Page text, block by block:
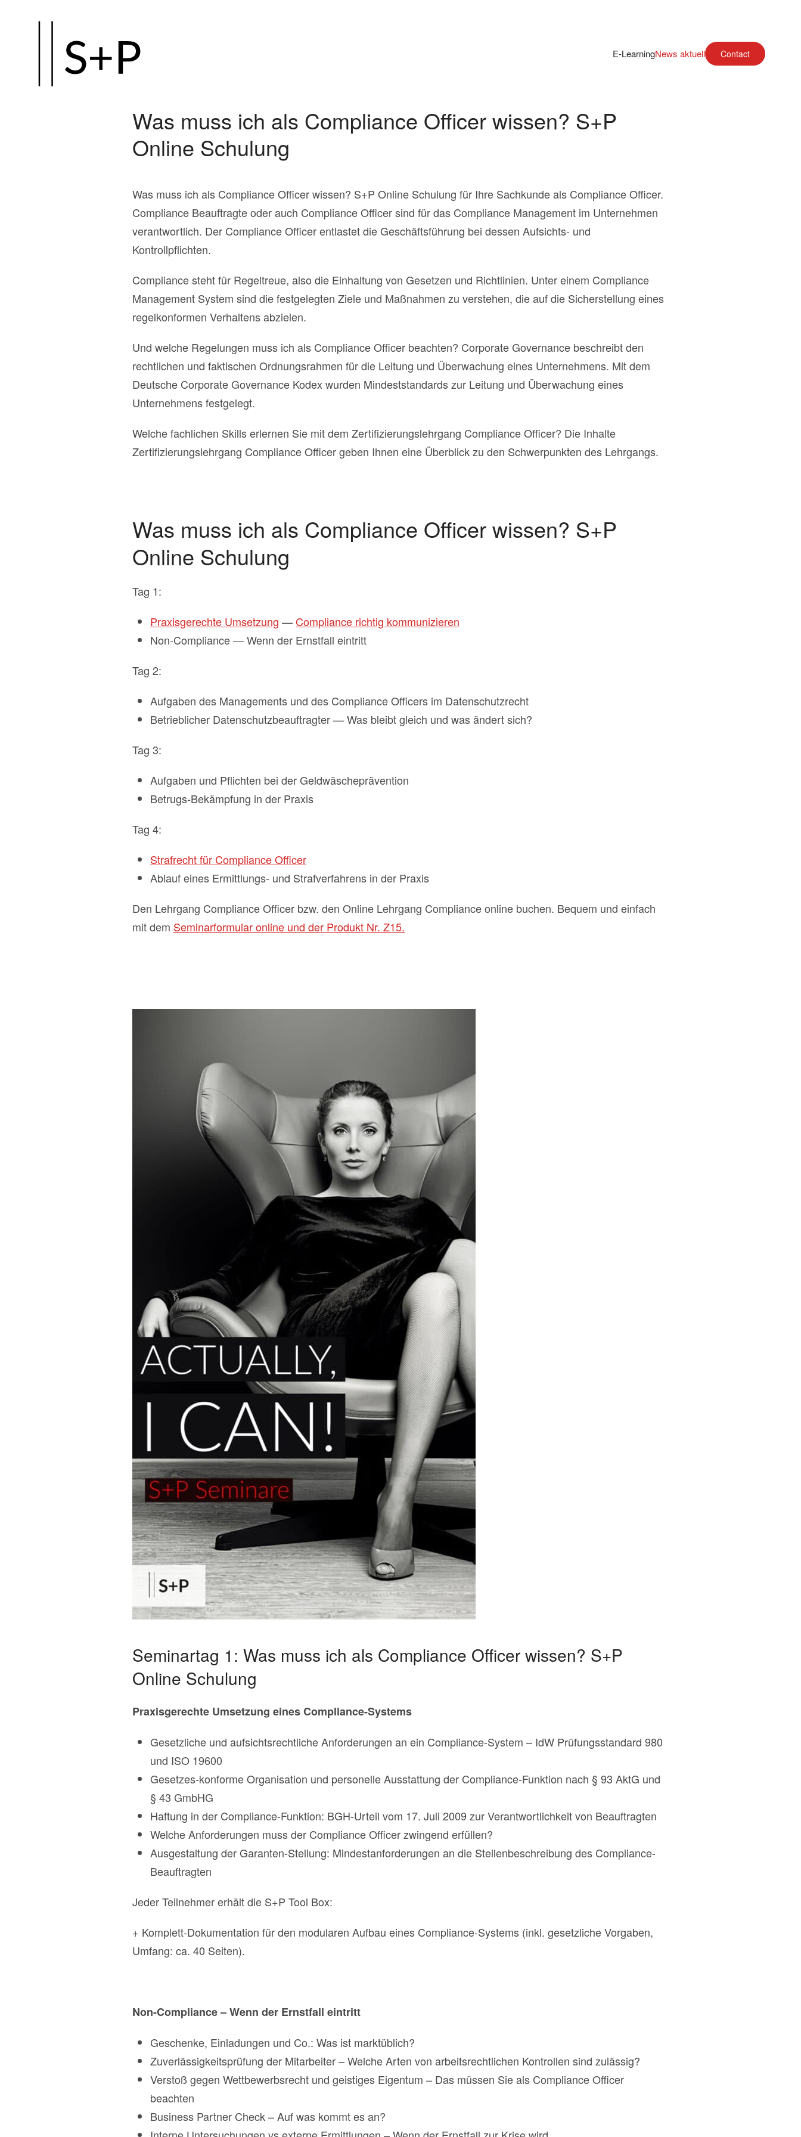
Hauptinhalt
E-LearningNews aktuell Contact
Was muss ich als Compliance Officer wissen? S+P
Online Schulung
Was muss ich als Compliance Officer wissen? S+P Online Schulung für Ihre Sachkunde als Compliance Officer.
Compliance Beauftragte oder auch Compliance Officer sind für das Compliance Management im Unternehmen
verantwortlich. Der Compliance Officer entlastet die Geschäftsführung bei dessen Aufsichts- und
Kontrollpflichten.
Compliance steht für Regeltreue, also die Einhaltung von Gesetzen und Richtlinien. Unter einem Compliance
Management System sind die festgelegten Ziele und Maßnahmen zu verstehen, die auf die Sicherstellung eines
regelkonformen Verhaltens abzielen.
Und welche Regelungen muss ich als Compliance Officer beachten? Corporate Governance beschreibt den
rechtlichen und faktischen Ordnungsrahmen für die Leitung und Überwachung eines Unternehmens. Mit dem
Deutsche Corporate Governance Kodex wurden Mindeststandards zur Leitung und Überwachung eines
Unternehmens festgelegt.
Welche fachlichen Skills erlernen Sie mit dem Zertifizierungslehrgang Compliance Officer? Die Inhalte
Zertifizierungslehrgang Compliance Officer geben Ihnen eine Überblick zu den Schwerpunkten des Lehrgangs.
Was muss ich als Compliance Officer wissen? S+P
Online Schulung
Tag 1:
Praxisgerechte Umsetzung — Compliance richtig kommunizieren
Non-Compliance — Wenn der Ernstfall eintritt
Tag 2:
Aufgaben des Managements und des Compliance Officers im Datenschutzrecht
Betrieblicher Datenschutzbeauftragter — Was bleibt gleich und was ändert sich?
Tag 3:
Aufgaben und Pflichten bei der Geldwäscheprävention
Betrugs-Bekämpfung in der Praxis
Tag 4:
Strafrecht für Compliance Officer
Ablauf eines Ermittlungs- und Strafverfahrens in der Praxis
Den Lehrgang Compliance Officer bzw. den Online Lehrgang Compliance online buchen. Bequem und einfach
mit dem Seminarformular online und der Produkt Nr. Z15.
Seminartag 1: Was muss ich als Compliance Officer wissen? S+P
Online Schulung
Praxisgerechte Umsetzung eines Compliance-Systems
Gesetzliche und aufsichtsrechtliche Anforderungen an ein Compliance-System – IdW Prüfungsstandard 980
und ISO 19600
Gesetzes-konforme Organisation und personelle Ausstattung der Compliance-Funktion nach § 93 AktG und
§ 43 GmbHG
Haftung in der Compliance-Funktion: BGH-Urteil vom 17. Juli 2009 zur Verantwortlichkeit von Beauftragten
Welche Anforderungen muss der Compliance Officer zwingend erfüllen?
Ausgestaltung der Garanten-Stellung: Mindestanforderungen an die Stellenbeschreibung des Compliance-
Beauftragten
Jeder Teilnehmer erhält die S+P Tool Box:
+ Komplett-Dokumentation für den modularen Aufbau eines Compliance-Systems (inkl. gesetzliche Vorgaben,
Umfang: ca. 40 Seiten).
Non-Compliance – Wenn der Ernstfall eintritt
Geschenke, Einladungen und Co.: Was ist marktüblich?
Zuverlässigkeitsprüfung der Mitarbeiter – Welche Arten von arbeitsrechtlichen Kontrollen sind zulässig?
Verstoß gegen Wettbewerbsrecht und geistiges Eigentum – Das müssen Sie als Compliance Officer
beachten
Business Partner Check – Auf was kommt es an?